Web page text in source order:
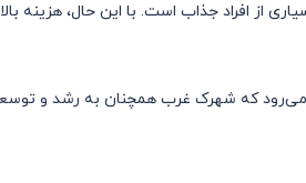
از افراد جذاب است. با این حال،
می‌رود که شهرک غرب همچنان به رشد و